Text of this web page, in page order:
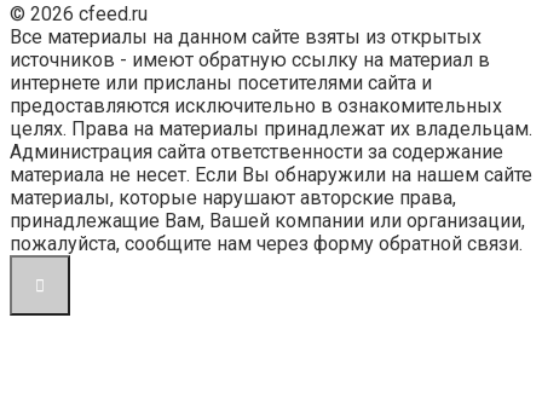
© 2026 cfeed.ru
Все материалы на данном сайте взяты из открытых
источников - имеют обратную ссылку на материал в
интернете или присланы посетителями сайта и
предоставляются исключительно в ознакомительных
целях. Права на материалы принадлежат их владельцам.
Администрация сайта ответственности за содержание
материала не несет. Если Вы обнаружили на нашем сайте
материалы, которые нарушают авторские права,
принадлежащие Вам, Вашей компании или организации,
пожалуйста, сообщите нам через форму обратной связи.